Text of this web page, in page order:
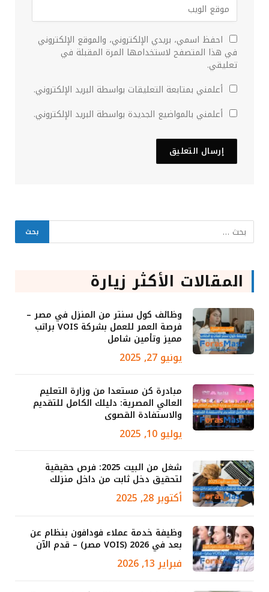
احفظ اسمي، بريدي الإلكتروني، والموقع الإلكتروني
في هذا المتصفح لاستخدامها المرة المقبلة في
تعليقي.
أعلمني بمتابعة التعليقات بواسطة البريد الإلكتروني.
أعلمني بالمواضيع الجديدة بواسطة البريد الإلكتروني.
المقالات الأكثر زيارة
وظائف كول سنتر من المنزل في مصر –
فرصة العمر للعمل بشركة VOIS براتب
مميز وتأمين شامل
يونيو 27, 2025
مبادرة كن مستعدا من وزارة التعليم
العالي المصرية: دليلك الكامل للتقديم
والاستفادة القصوى
يوليو 10, 2025
شغل من البيت 2025: فرص حقيقية
لتحقيق دخل ثابت من داخل منزلك
أكتوبر 28, 2025
وظيفة خدمة عملاء فودافون بنظام عن
بعد في 2026 (VOIS مصر) – قدم الآن
فبراير 13, 2026